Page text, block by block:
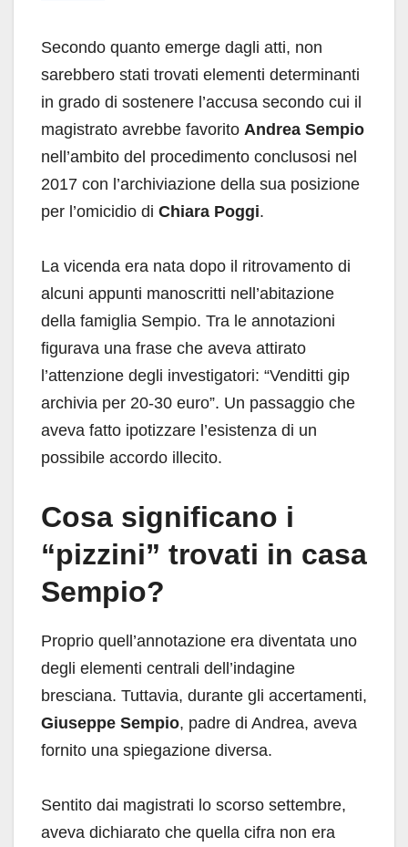
Secondo quanto emerge dagli atti, non
sarebbero stati trovati elementi determinanti
in grado di sostenere l’accusa secondo cui il
magistrato avrebbe favorito Andrea Sempio
nell’ambito del procedimento conclusosi nel
2017 con l’archiviazione della sua posizione
per l’omicidio di Chiara Poggi.
La vicenda era nata dopo il ritrovamento di
alcuni appunti manoscritti nell’abitazione
della famiglia Sempio. Tra le annotazioni
figurava una frase che aveva attirato
l’attenzione degli investigatori: “Venditti gip
archivia per 20-30 euro”. Un passaggio che
aveva fatto ipotizzare l’esistenza di un
possibile accordo illecito.
Cosa significano i
“pizzini” trovati in casa
Sempio?
Proprio quell’annotazione era diventata uno
degli elementi centrali dell’indagine
bresciana. Tuttavia, durante gli accertamenti,
Giuseppe Sempio, padre di Andrea, aveva
fornito una spiegazione diversa.
Sentito dai magistrati lo scorso settembre,
aveva dichiarato che quella cifra non era